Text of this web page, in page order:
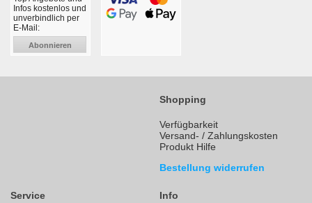
Infos kostenlos und
unverbindlich per
E-Mail:
Abonnieren
Shopping
Verfügbarkeit
Versand- / Zahlungskosten
Produkt Hilfe
Bestellung widerrufen
Service Info